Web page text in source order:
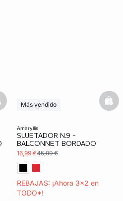
amaryllis
SUJETADOR N.9 -
BALCONNET BORDADO
16,99 €45,99 €
REBAJAS: ¡Ahora 3x2 en
TODO*!
Más vendido
Exclu Web